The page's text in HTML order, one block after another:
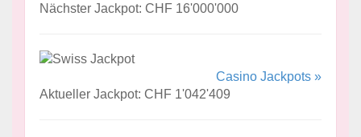
Nächster Jackpot: CHF 16'000'000
Casino Jackpots »
Aktueller Jackpot: CHF 1'042'409